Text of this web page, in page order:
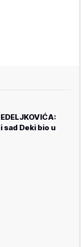
sad Deki bio u